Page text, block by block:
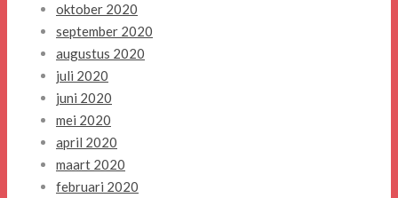
oktober 2020
september 2020
augustus 2020
juli 2020
juni 2020
mei 2020
april 2020
maart 2020
februari 2020